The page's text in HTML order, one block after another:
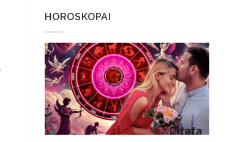
HOROSKOPAI